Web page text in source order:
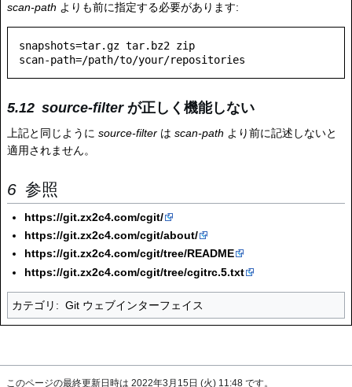
scan-path よりも前に指定する必要があります:
snapshots=tar.gz tar.bz2 zip
source-filterが正しく機能しない
上記と同じように source-filter は scan-path より前に記述しないと
適用されません。
参照
https://git.zx2c4.com/cgit/
https://git.zx2c4.com/cgit/about/
https://git.zx2c4.com/cgit/tree/README
https://git.zx2c4.com/cgit/tree/cgitrc.5.txt
カテゴリ : Git ウェブインターフェイス
このページの最終更新日時は 2022年3月15日 (火) 11:48 です。